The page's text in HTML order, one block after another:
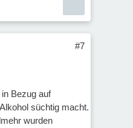
#7
Bezug auf
süchtig macht.
wurden